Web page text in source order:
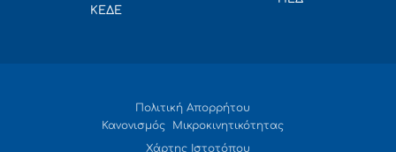
ΚΕΔΕ
Πολιτική Απορρήτου
Κανονισμός Μικροκινητικότητας
Χάρτης Ιστοτόπου